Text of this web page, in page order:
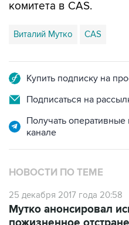
комитета в CAS.
Виталий Мутко CAS
Купить подписку на
Подписаться на
Получать
канале
НОВОСТИ ПО ТЕМЕ
25 декабря 2017 года 20:58
Мутко анонсировал